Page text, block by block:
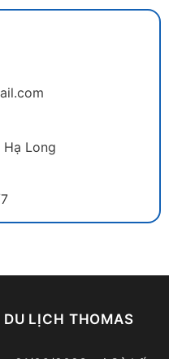
Long
LỊCH THOMAS